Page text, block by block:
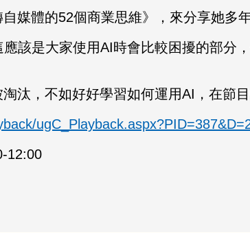
媒體的52個商業思維》，來分享她多
該是大家使用AI時會比較困擾的部分
汰，不如好好學習如何運用AI，在節
12:00